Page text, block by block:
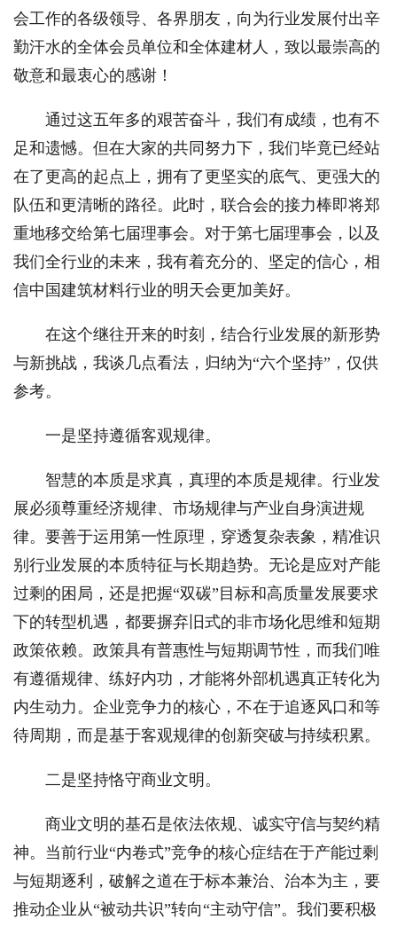
会工作的各级领导、各界朋友，向为行业发展付出辛
勤汗水的全体会员单位和全体建材人，致以最崇高的
敬意和最衷心的感谢！
通过这五年多的艰苦奋斗，我们有成绩，也有不
足和遗憾。但在大家的共同努力下，我们毕竟已经站
在了更高的起点上，拥有了更坚实的底气、更强大的
队伍和更清晰的路径。此时，联合会的接力棒即将郑
重地移交给第七届理事会。对于第七届理事会，以及
我们全行业的未来，我有着充分的、坚定的信心，相
信中国建筑材料行业的明天会更加美好。
在这个继往开来的时刻，结合行业发展的新形势
与新挑战，我谈几点看法，归纳为“六个坚持”，仅供
参考。
一是坚持遵循客观规律。
智慧的本质是求真，真理的本质是规律。行业发
展必须尊重经济规律、市场规律与产业自身演进规
律。要善于运用第一性原理，穿透复杂表象，精准识
别行业发展的本质特征与长期趋势。无论是应对产能
过剩的困局，还是把握“双碳”目标和高质量发展要求
下的转型机遇，都要摒弃旧式的非市场化思维和短期
政策依赖。政策具有普惠性与短期调节性，而我们唯
有遵循规律、练好内功，才能将外部机遇真正转化为
内生动力。企业竞争力的核心，不在于追逐风口和等
待周期，而是基于客观规律的创新突破与持续积累。
二是坚持恪守商业文明。
商业文明的基石是依法依规、诚实守信与契约精
神。当前行业“内卷式”竞争的核心症结在于产能过剩
与短期逐利，破解之道在于标本兼治、治本为主，要
推动企业从“被动共识”转向“主动守信”。我们要积极